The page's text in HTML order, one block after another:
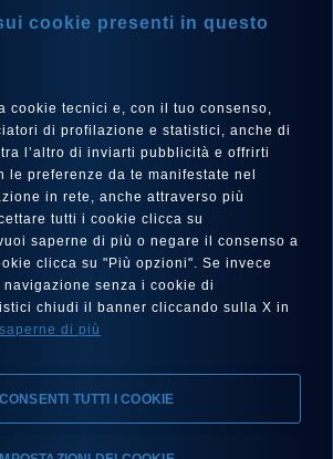
cookie presenti in questo
cookie tecnici e, con il tuo consenso,
di profilazione e statistici, anche di
l’altro di inviarti pubblicità e offrirti
le preferenze da te manifestate nel
in rete, anche attraverso più
tutti i cookie clicca su
saperne di più o negare il consenso a
clicca su "Più opzioni". Se invece
senza i cookie di
chiudi il banner cliccando sulla X in
di più
CONSENTI TUTTI I COOKIE